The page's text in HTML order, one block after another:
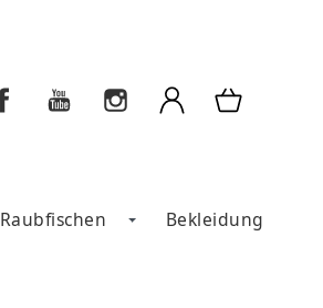
Raubfischen
Bekleidung